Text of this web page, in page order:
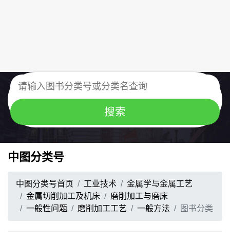
中图分类号
中图分类号首页 工业技术
金属学与金属工艺
金属切削加工及机床
磨削加工与磨床
一般性问题
磨削加工工艺 一般方法 图书分类